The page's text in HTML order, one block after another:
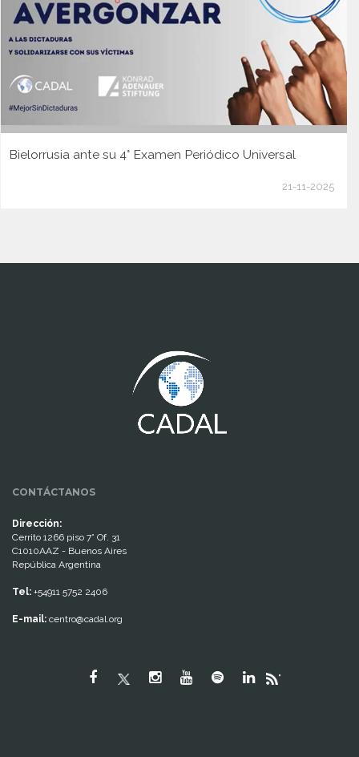
Bielorrusia ante su 4° Examen Periódico Universal
21-11-2025
CONTÁCTANOS
Dirección:
Cerrito 1266 piso 7° Of. 31
C1010AAZ - Buenos Aires
República Argentina
Tel: +54911 5752 2406
E-mail: centro@cadal.org
"